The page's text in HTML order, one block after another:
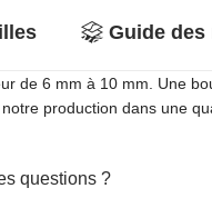
Guide des
de 6 mm à 10 mm. Une
production dans une
questions ?